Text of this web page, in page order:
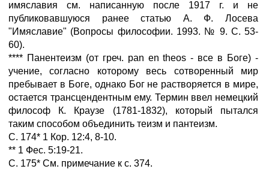
имяславия см. написанную после 1917 г. и не
публиковавшуюся ранее статью А. Ф. Лосева
"Имяславие" (Вопросы философии. 1993. № 9. С. 53-
60).
**** Панентеизм (от греч. pan en theos - все в Боге) -
учение, согласно которому весь сотворенный мир
пребывает в Боге, однако Бог не растворяется в мире,
остается трансцендентным ему. Термин ввел немецкий
философ К. Краузе (1781-1832), который пытался
таким способом объединить теизм и пантеизм.
С. 174* 1 Кор. 12:4, 8-10.
** 1 Фес. 5:19-21.
С. 175* См. примечание к с. 374.